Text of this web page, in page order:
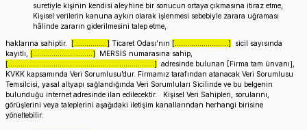
suretiyle kişinin kendisi aleyhine bir sonucun ortaya çıkmasına itiraz etme,
Kişisel verilerin kanuna aykırı olarak işlenmesi sebebiyle zarara uğraması
hâlinde zararın giderilmesini talep etme,
haklarına sahiptir. [................] Ticaret Odası’nın [..........................] sicil sayısında
kayıtlı, [.............................] MERSİS numarasına sahip,
[.......................................................................] adresinde bulunan [Firma tam ünvanı],
KVKK kapsamında Veri Sorumlusu’dur. Firmamız tarafından atanacak Veri Sorumlusu
Temsilcisi, yasal altyapı sağlandığında Veri Sorumluları Sicilinde ve bu belgenin
bulunduğu internet adresinde ilan edilecektir. Kişisel Veri Sahipleri, sorularını,
görüşlerini veya taleplerini aşağıdaki iletişim kanallarından herhangi birisine
yöneltebilir: